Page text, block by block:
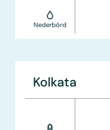
Nederbörd
Kolkata